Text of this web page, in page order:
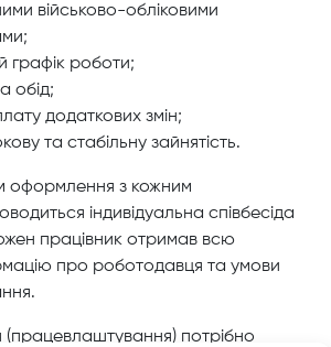
військово-обліковими
графік роботи;
обід;
додаткових змін;
та стабільну зайнятість.
оформлення з кожним
індивідуальна співбесіда
працівник отримав всю
про роботодавця та умови
потрібно